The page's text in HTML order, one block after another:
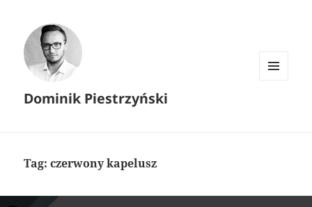
Dominik Piestrzyński
Tag:czerwony kapelusz